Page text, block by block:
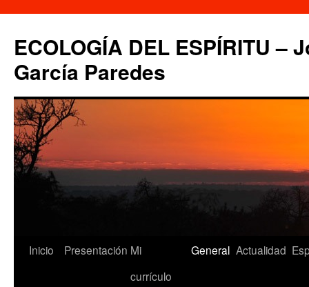
contenido
ECOLOGÍA DEL ESPÍRITU –
García Paredes
Inicio Presentación Mi
currículo
General Actualidad